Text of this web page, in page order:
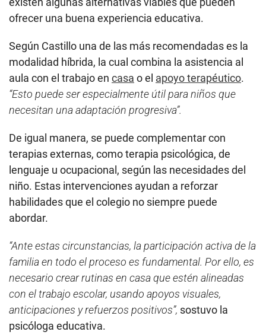
ofrecer una buena experiencia educativa.
Según Castillo una de las más recomendadas es la
modalidad híbrida, la cual combina la asistencia al
aula con el trabajo en casa o el apoyo terapéutico.
“Esto puede ser especialmente útil para niños que
necesitan una adaptación progresiva”.
De igual manera, se puede complementar con
terapias externas, como terapia psicológica, de
lenguaje u ocupacional, según las necesidades del
niño. Estas intervenciones ayudan a reforzar
habilidades que el colegio no siempre puede
abordar.
“Ante estas circunstancias, la participación activa de la
familia en todo el proceso es fundamental. Por ello, es
necesario crear rutinas en casa que estén alineadas
con el trabajo escolar, usando apoyos visuales,
anticipaciones y refuerzos positivos”, sostuvo la
psicóloga educativa.